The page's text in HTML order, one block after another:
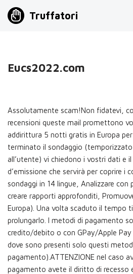
Truffatori
Eucs2022.com
Assolutamente scam!Non fidatevi,
recensioni queste mail promettono
addirittura 5 notti gratis in Europa
terminato il sondaggio
all’utente) vi chiedono i vostri dati e
d’emissione che servirà per coprire i
sondaggi in 14 lingue, Analizzare con
creare rapporti approfonditi,
Europa). Una volta scaduto il tempo
prolungarlo. I metodi di pagamento
credito/debito o con GPay/Apple
dove sono presenti solo questi
pagamento).ATTENZIONE nel caso
pagamento avete il diritto di recesso